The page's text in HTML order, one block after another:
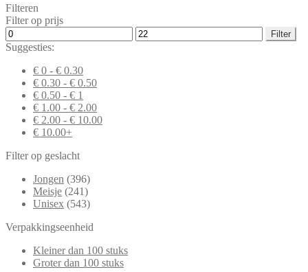
Filteren
Filter op prijs
Min.
prijs
Max.
prijs
Filter
Suggesties:
€ 0 - € 0.30
€ 0.30 - € 0.50
€ 0.50 - € 1
€ 1.00 - € 2.00
€ 2.00 - € 10.00
€ 10.00+
Filter op geslacht
Jongen (396)
Meisje (241)
Unisex (543)
Verpakkingseenheid
Kleiner dan 100 stuks
Groter dan 100 stuks